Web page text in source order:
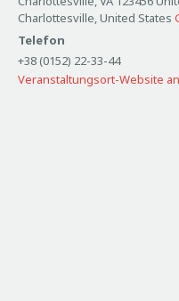
Charlottesville,United States
Telefon
+38 (0152) 22-33-44
Veranstaltungsort-Website